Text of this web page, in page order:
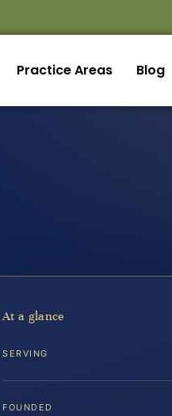
Practice Areas Blog
At a glance
SERVING
FOUNDED